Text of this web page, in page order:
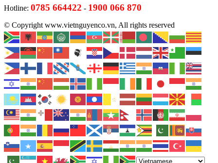
Hotline: 0785 664422 - 1900 066 870
© Copyright www.vietnguyenco.vn, All rights reserved